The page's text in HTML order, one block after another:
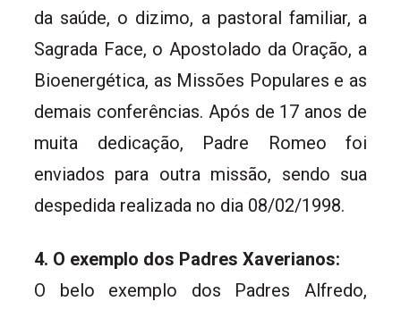
da saúde, o dizimo, a pastoral familiar, a
Sagrada Face, o Apostolado da Oração, a
Bioenergética, as Missões Populares e as
demais conferências. Após de 17 anos de
muita dedicação, Padre Romeo foi
enviados para outra missão, sendo sua
despedida realizada no dia 08/02/1998.
4. O exemplo dos Padres Xaverianos:
O belo exemplo dos Padres Alfredo,